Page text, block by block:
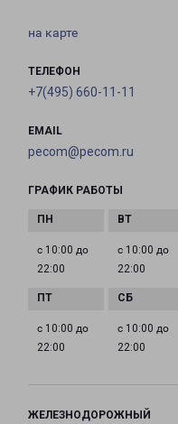
на карте
ТЕЛЕФОН
+7(495) 660-11-11
EMAIL
pecom@pecom.ru
ГРАФИК РАБОТЫ
с 10:00 до
22:00
с 10:00 до
22:00
с 10:00 до
22:00
с 10:00 до
22:00
ЖЕЛЕЗНОДОРОЖНЫЙ